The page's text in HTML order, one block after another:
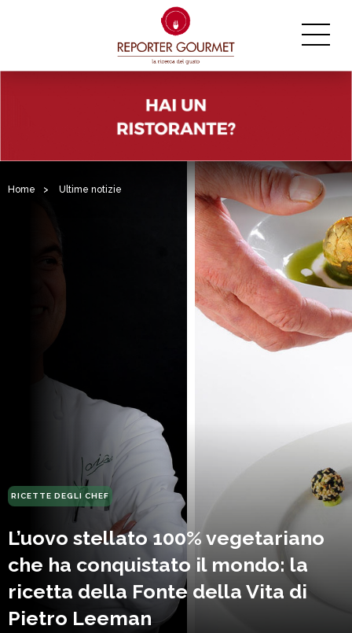
Home > Ultime notizie
RICETTE DEGLI CHEF
L’uovo stellato 100% vegetariano
che ha conquistato il mondo: la
ricetta della Fonte della Vita di
Pietro Leeman